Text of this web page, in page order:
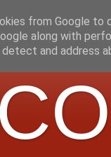
from Google to
along with
and address